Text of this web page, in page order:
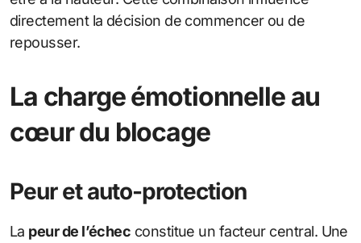
directement la décision de commencer ou de
repousser.
La charge émotionnelle au
cœur du blocage
Peur et auto-protection
La peur de l’échec constitue un facteur central. Une